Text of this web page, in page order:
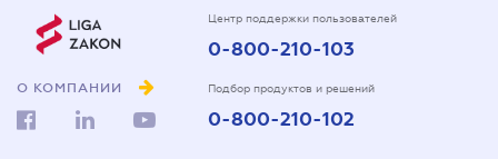
О КОМПАНИИ
Центр поддержки пользователей
0-800-210-103
Подбор продуктов и решений
0-800-210-102